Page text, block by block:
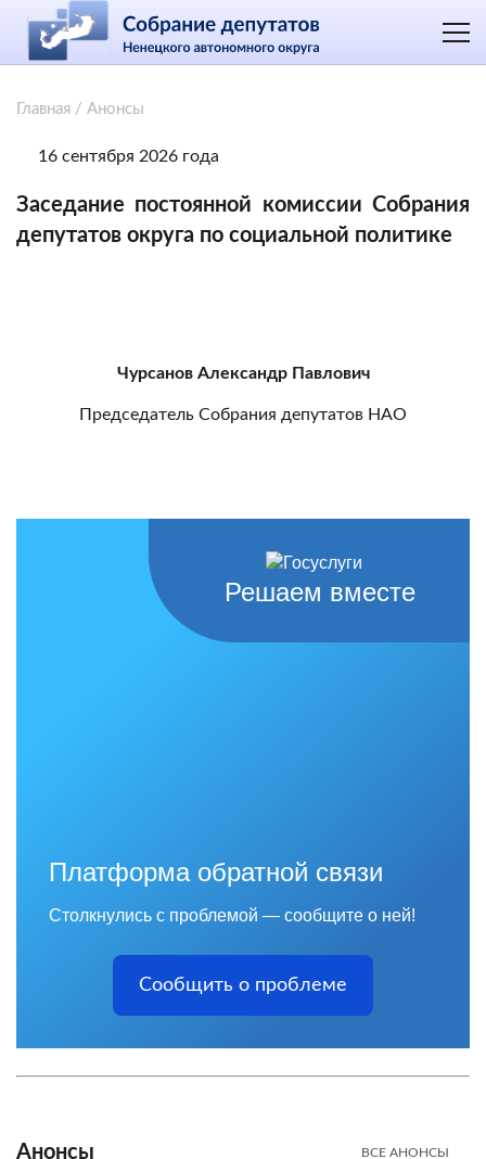
Главная / Анонсы
16 сентября 2026 года
Заседание постоянной комиссии Собрания
депутатов округа по социальной политике
Чурсанов Александр Павлович
Председатель Собрания депутатов НАО
Решаем вместе
Платформа обратной связи
Столкнулись с проблемой — сообщите о ней!
Сообщить о проблеме
Анонсы ВСЕ АНОНСЫ